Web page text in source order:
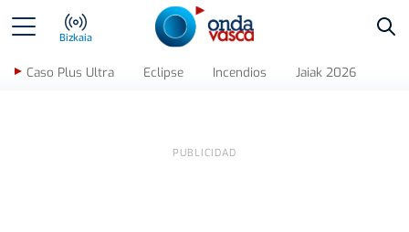
Bizkaia
Caso Plus Ultra Eclipse Incendios Jaiak 2026